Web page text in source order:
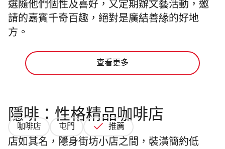
選隨他們個性及喜好，又定期辦文藝活動，邀
請的嘉賓千奇百趣，絕對是廣結善緣的好地
方。
查看更多
隱啡：性格精品咖啡店
咖啡店 屯門 推薦
店如其名，隱身街坊小店之間，裝潢簡約低